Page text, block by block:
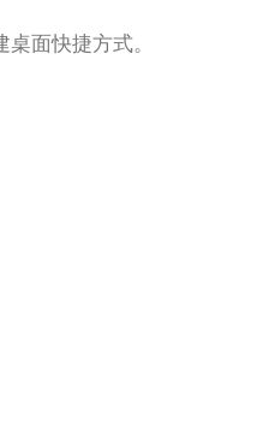
面快捷方式。